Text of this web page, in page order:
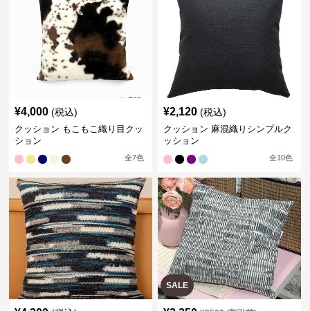
¥4,000 (税込)
クッション もこもこ織り目クッ
ション
全7色
¥2,120 (税込)
クッション 麻混織りシンプルク
ッション
全10色
SALE